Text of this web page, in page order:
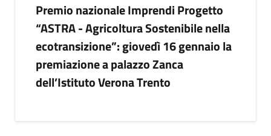
Premio nazionale Imprendi Progetto
“ASTRA - Agricoltura Sostenibile nella
ecotransizione”: giovedì 16 gennaio la
premiazione a palazzo Zanca
dell’Istituto Verona Trento